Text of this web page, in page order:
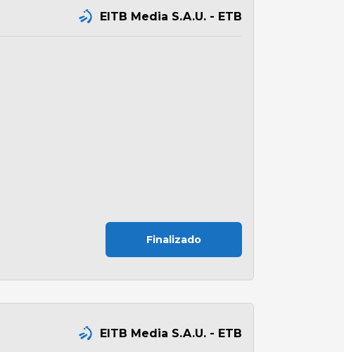
EITB Media S.A.U. - ETB
Finalizado
EITB Media S.A.U. - ETB